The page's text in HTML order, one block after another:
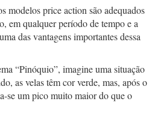
modelos price action são adequados
em qualquer período de tempo e a
das vantagens importantes dessa
“Pinóquio”, imagine uma situação
as velas têm cor verde, mas, após o
se um pico muito maior do que o